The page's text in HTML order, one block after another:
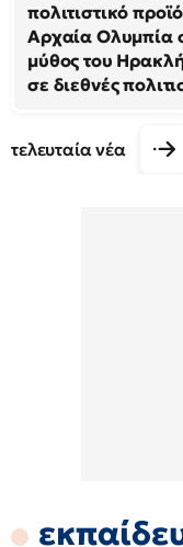
πολιτιστικό
Αρχαία Ολυμπία
μύθος του
σε διεθνές
τελευταία νέα